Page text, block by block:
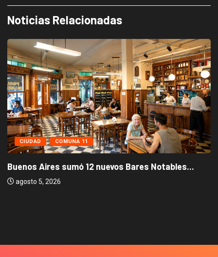
Noticias Relacionadas
CIUDAD COMUNA 11
Buenos Aires sumó 12 nuevos Bares Notables...
agosto 5, 2026